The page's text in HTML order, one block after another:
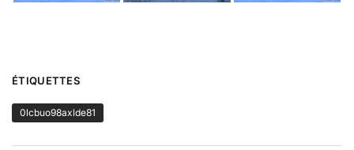
ÉTIQUETTES
0lcbuo98axlde81